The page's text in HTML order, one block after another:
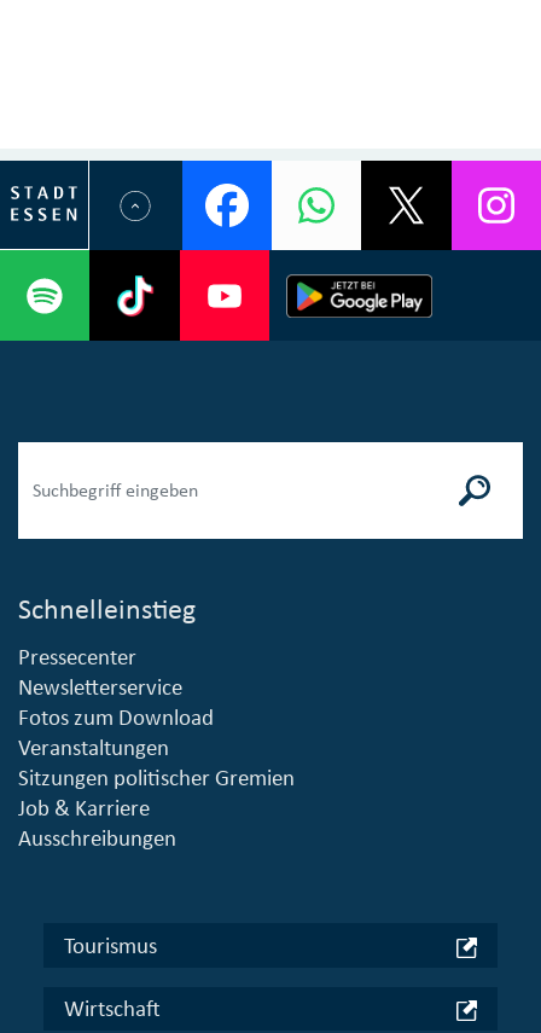
Schnelleinstieg
Pressecenter
Newsletterservice
Fotos zum Download
Veranstaltungen
Sitzungen politischer Gremien
Job & Karriere
Ausschreibungen
Tourismus
Wirtschaft